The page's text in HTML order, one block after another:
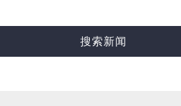
搜索新闻